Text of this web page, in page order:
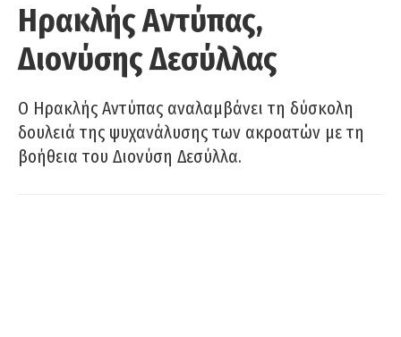
Ηρακλής Αντύπας,
Διονύσης Δεσύλλας
Ο Ηρακλής Αντύπας αναλαμβάνει τη δύσκολη
δουλειά της ψυχανάλυσης των ακροατών με τη
βοήθεια του Διονύση Δεσύλλα.